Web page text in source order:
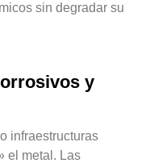
sin degradar su
y
infraestructuras
el metal. Las